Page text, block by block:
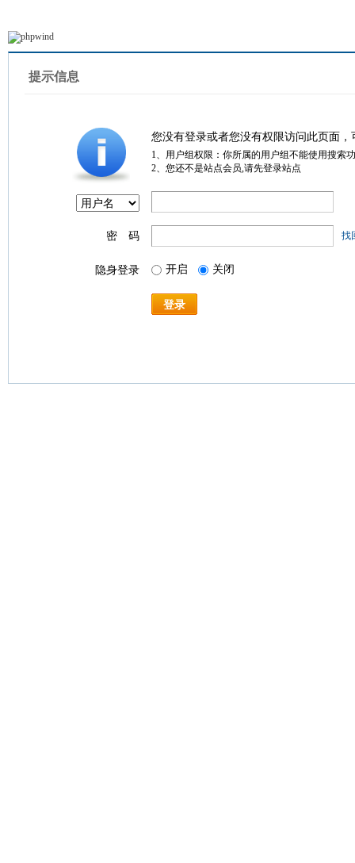
提示信息
您没有登录或者您没有权限访问此页面
1、用户组权限：你所属的用户组不能使用搜索
2、您还不是站点会员,请先登录站点
密 码 找
隐身登录 开启 关闭
登录